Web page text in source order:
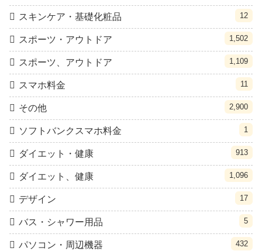
スキンケア・基礎化粧品 12
スポーツ・アウトドア 1,502
スポーツ、アウトドア 1,109
スマホ料金 11
その他 2,900
ソフトバンクスマホ料金 1
ダイエット・健康 913
ダイエット、健康 1,096
デザイン 17
バス・シャワー用品 5
パソコン・周辺機器 432